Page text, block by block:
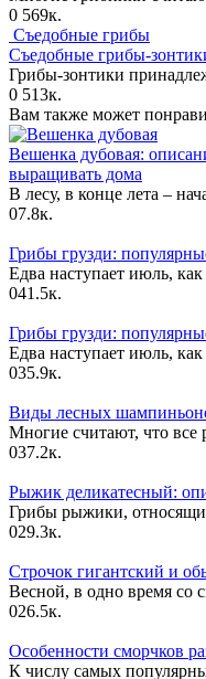
0 569к.
Съедобные грибы
Съедобные грибы-
Грибы-зонтики
0 513к.
Вам также может
Вешенка дубовая:
выращивать дома
В лесу, в конце лета –
07.8к.
Грибы грузди:
Едва наступает июль,
041.5к.
Грибы грузди:
Едва наступает июль,
035.9к.
Виды лесных
Многие считают, что
037.2к.
Рыжик деликатесный:
Грибы рыжики,
029.3к.
Строчок гигантский и
Весной, в одно время со
026.5к.
Особенности сморчков
К числу самых